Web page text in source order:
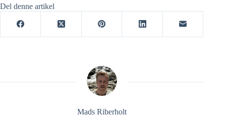
Del denne artikel
Mads Riberholt